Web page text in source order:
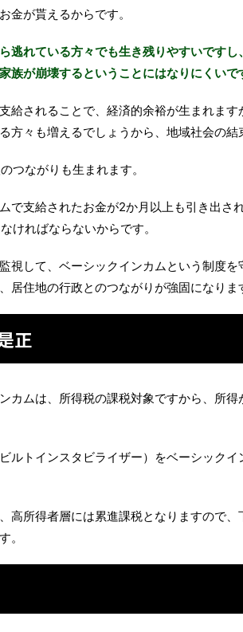
金が貰えるからです。
逃れている方々でも生き残りやすいです
族が崩壊するということにはなりにくいで
給されることで、経済的余裕が生まれま
方々も増えるでしょうから、地域社会の結
つながりも生まれます。
で支給されたお金が2か月以上も引き出さ
ければならないからです。
視して、ベーシックインカムという制度を
居住地の行政とのつながりが強固になりま
正
カムは、所得税の課税対象ですから、所
ルトインスタビライザー）をベーシックイ
高所得者層には累進課税となりますので
。